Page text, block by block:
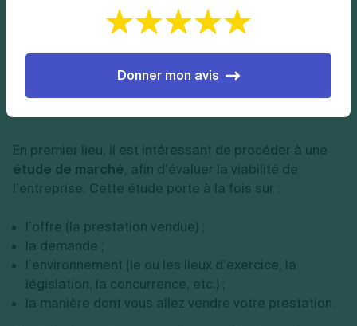
créer un business plan ;
choisir un statut juridique approprié ;
réaliser les démarches de création d’entreprise ;
rechercher des missions.
En premier lieu, il est intéressant de procéder à une
étude de marché, afin d’évaluer la viabilité de
l’entreprise. Cette étude porte à la fois sur :
l’offre (la prestation vendue) ;
la demande ;
l’environnement (le ou les lieux d’exercice, la
législation, la concurrence, etc.) ;
la manière dont vous allez vendre votre prestation.
Donner mon avis